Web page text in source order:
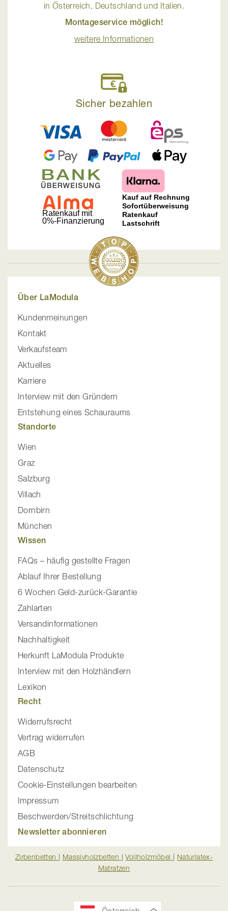
in Österreich, Deutschland und Italien.
Montageservice möglich!
weitere Informationen
Sicher bezahlen
Über LaModula
Kundenmeinungen
Kontakt
Verkaufsteam
Aktuelles
Karriere
Interview mit den Gründern
Entstehung eines Schauraums
Standorte
Wien
Graz
Salzburg
Villach
Dornbirn
München
Wissen
FAQs – häufig gestellte Fragen
Ablauf Ihrer Bestellung
6 Wochen Geld-zurück-Garantie
Zahlarten
Versandinformationen
Nachhaltigkeit
Herkunft LaModula Produkte
Interview mit den Holzhändlern
Lexikon
Recht
Widerrufsrecht
Vertrag widerrufen
AGB
Datenschutz
Cookie-Einstellungen bearbeiten
Impressum
Beschwerden/Streitschlichtung
Newsletter abonnieren
Zirbenbetten | Massivholzbetten |Vollholzmöbel | Naturlatex-
Matratzen